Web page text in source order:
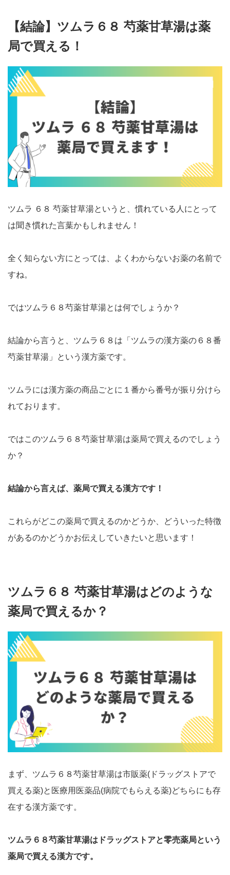
【結論】ツムラ６８ 芍薬甘草湯は薬
局で買える！
ツムラ ６８ 芍薬甘草湯というと、慣れている人にとって
は聞き慣れた言葉かもしれません！
全く知らない方にとっては、よくわからないお薬の名前で
すね。
ではツムラ６８芍薬甘草湯とは何でしょうか？
結論から言うと、ツムラ６８は「ツムラの漢方薬の６８番
芍薬甘草湯」という漢方薬です。
ツムラには漢方薬の商品ごとに１番から番号が振り分けら
れております。
ではこのツムラ６８芍薬甘草湯は薬局で買えるのでしょう
か？
結論から言えば、薬局で買える漢方です！
これらがどこの薬局で買えるのかどうか、どういった特徴
があるのかどうかお伝えしていきたいと思います！
ツムラ６８ 芍薬甘草湯はどのような
薬局で買えるか？
まず、ツムラ６８芍薬甘草湯は市販薬(ドラッグストアで
買える薬)と医療用医薬品(病院でもらえる薬)どちらにも存
在する漢方薬です。
ツムラ６８芍薬甘草湯はドラッグストアと零売薬局という
薬局で買える漢方です。